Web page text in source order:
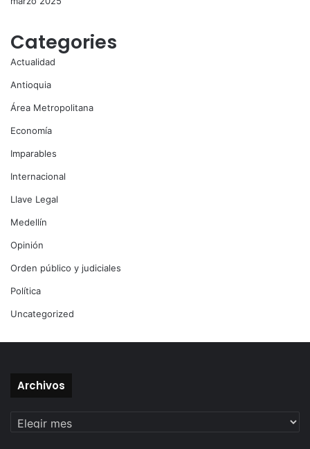
Categories
Actualidad
Antioquia
Área Metropolitana
Economía
Imparables
Internacional
Llave Legal
Medellín
Opinión
Orden público y judiciales
Política
Uncategorized
Archivos